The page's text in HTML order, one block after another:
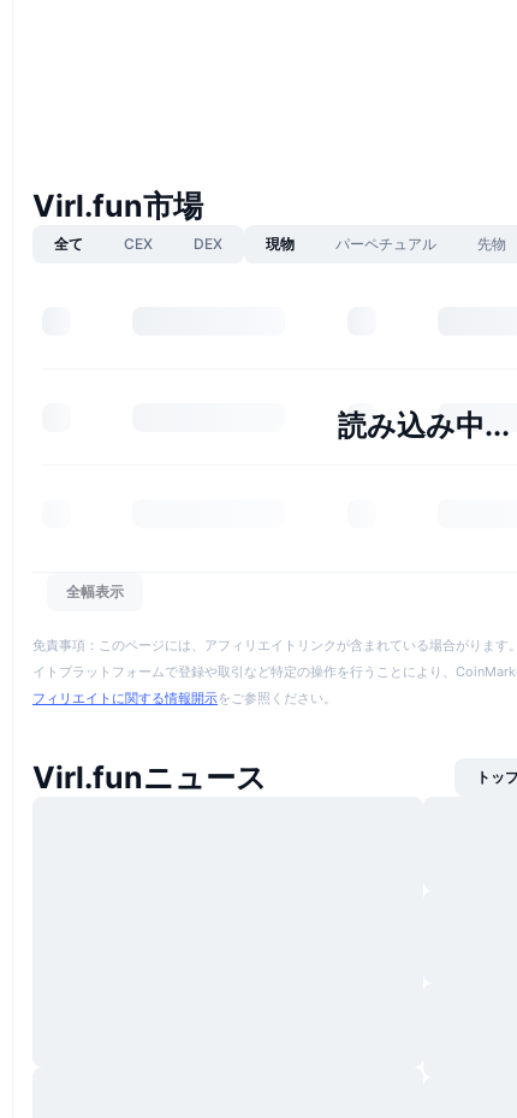
Virl.fun市場
全て CEX DEX 現物 パーペチュアル 先物
読み込み中...
全幅表示
免責事項：このページには、アフィリエイトリンクが含まれている場合がりま
イトプラットフォームで登録や取引など特定の操作を行うことにより、
フィリエイトに関する情報開示をご参照ください。
Virl.funニュース トッ